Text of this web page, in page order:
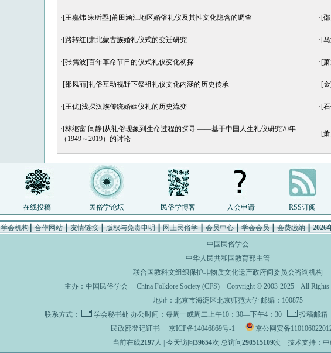
·[王嘉炜 宋昕曌]莆田涵江地区婚俗礼仪及其性文化隐含的调查 ·[
·[路转红]肃北蒙古族婚礼仪式的变迁研究 ·[
·[张隽波]百年革命节日的仪式礼仪变化初探 ·[
·[邵凤丽]礼俗互动视野下祭祖礼仪文化内涵的历史传承 ·[
·[王优]浅探汉族传统婚姻仪礼的历史流变 ·[
·[林继富 闫静]从礼俗现象到生命过程的探寻 ——基于中国人生礼仪研究70年
（1949～2019）的讨论
·[
在线投稿 民俗学论坛 民俗学博客 入会申请 RSS订阅
学会机构┃合作网站┃友情链接┃版权与免责申明┃网上民俗学┃会员中心┃学会会员┃会费缴纳┃2026
中国民俗学会
中华人民共和国教育部主管
联合国教科文组织保护非物质文化遗产政府间委员会咨询机构
主办： 中国民俗学会 China Folklore Society (CFS)Copyright © 2003-2025 All Rights
地址：北京市海淀区北京师范大学 邮编：100875
联系方式：
学会秘书处 办公时间：每周一或周二上午10：30—下午4：30 投稿邮箱
民政部登记证书
京ICP备14046869号-1
京公网安备
当前在线2197人 | 今天访问39654次 总访问290515109次 技术支持：中